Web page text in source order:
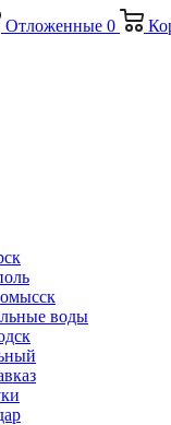
Отложенные 0
воды